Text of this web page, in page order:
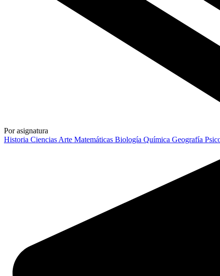
Por asignatura
Historia Ciencias Arte Matemáticas Biología Química Geografía